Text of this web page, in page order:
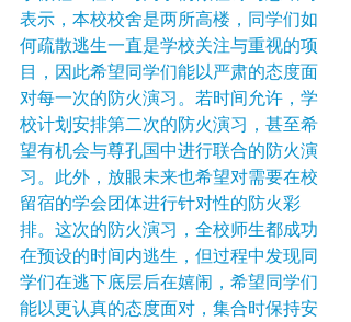
表示，本校校舍是两所高楼，同学们如
何疏散逃生一直是学校关注与重视的项
目，因此希望同学们能以严肃的态度面
对每一次的防火演习。若时间允许，学
校计划安排第二次的防火演习，甚至希
望有机会与尊孔国中进行联合的防火演
习。此外，放眼未来也希望对需要在校
留宿的学会团体进行针对性的防火彩
排。这次的防火演习，全校师生都成功
在预设的时间内逃生，但过程中发现同
学们在逃下底层后在嬉闹，希望同学们
能以更认真的态度面对，集合时保持安